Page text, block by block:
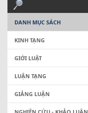
DANH MỤC SÁCH
KINH TẠNG
GIỚI LUẬT
LUẬN TẠNG
GIẢNG LUẬN